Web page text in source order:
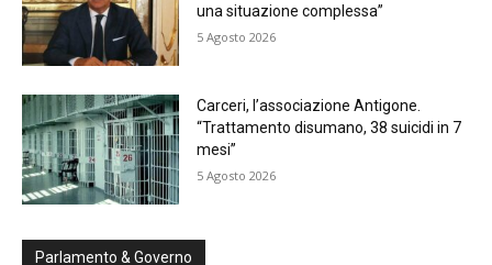
una situazione complessa”
5 Agosto 2026
Carceri, l’associazione Antigone.
“Trattamento disumano, 38 suicidi in 7
mesi”
5 Agosto 2026
Parlamento & Governo